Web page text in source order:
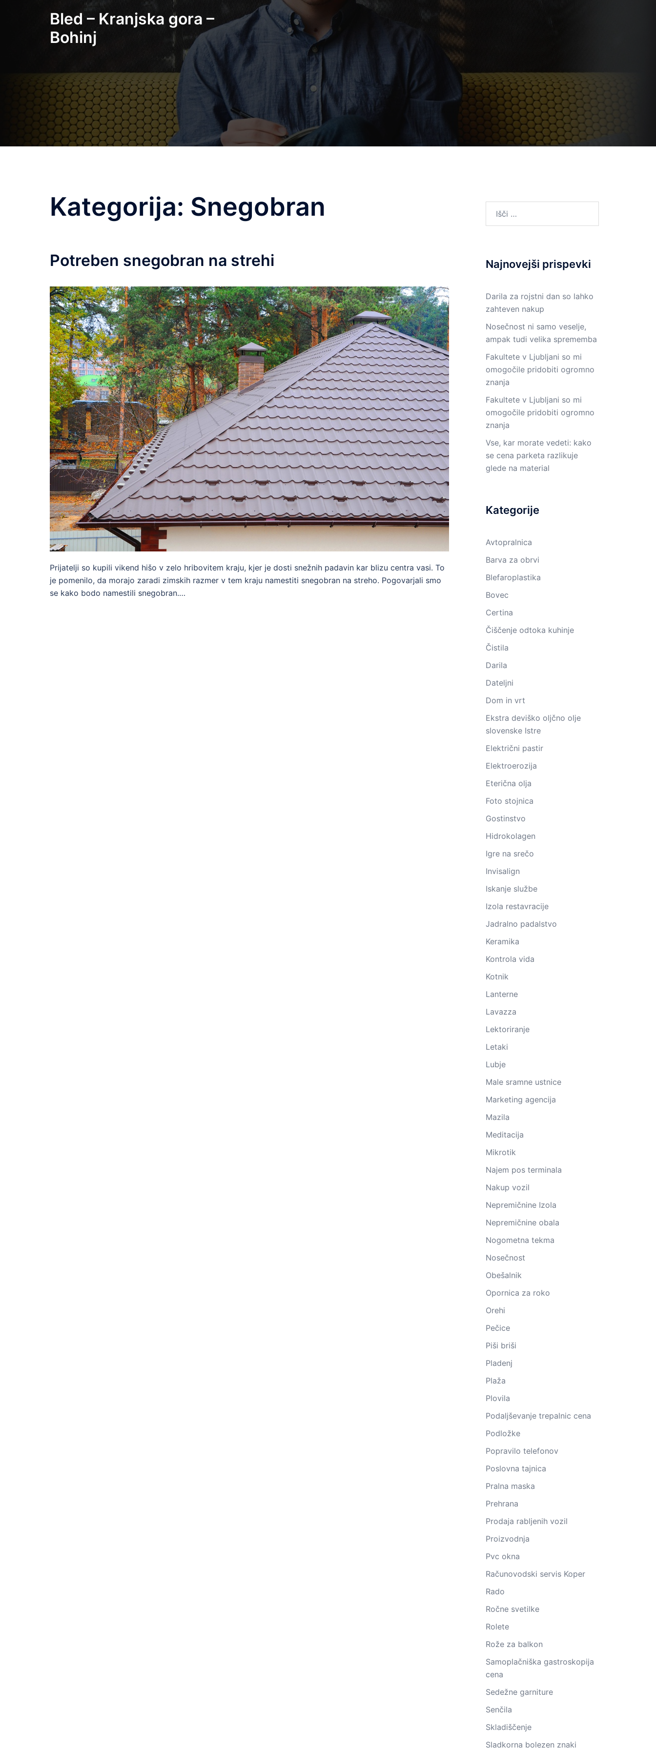
Bled – Kranjska gora –
Bohinj
Kategorija: Snegobran
Potreben snegobran na strehi
Prijatelji so kupili vikend hišo v zelo hribovitem kraju, kjer je dosti snežnih padavin kar blizu centra vasi. To
je pomenilo, da morajo zaradi zimskih razmer v tem kraju namestiti snegobran na streho. Pogovarjali smo
se kako bodo namestili snegobran.…
Najnovejši prispevki
Darila za rojstni dan so lahko
zahteven nakup
Nosečnost ni samo veselje,
ampak tudi velika sprememba
Fakultete v Ljubljani so mi
omogočile pridobiti ogromno
znanja
Fakultete v Ljubljani so mi
omogočile pridobiti ogromno
znanja
Vse, kar morate vedeti: kako
se cena parketa razlikuje
glede na material
Kategorije
Avtopralnica
Barva za obrvi
Blefaroplastika
Bovec
Certina
Čiščenje odtoka kuhinje
Čistila
Darila
Dateljni
Dom in vrt
Ekstra deviško oljčno olje
slovenske Istre
Električni pastir
Elektroerozija
Eterična olja
Foto stojnica
Gostinstvo
Hidrokolagen
Igre na srečo
Invisalign
Iskanje službe
Izola restavracije
Jadralno padalstvo
Keramika
Kontrola vida
Kotnik
Lanterne
Lavazza
Lektoriranje
Letaki
Lubje
Male sramne ustnice
Marketing agencija
Mazila
Meditacija
Mikrotik
Najem pos terminala
Nakup vozil
Nepremičnine Izola
Nepremičnine obala
Nogometna tekma
Nosečnost
Obešalnik
Opornica za roko
Orehi
Pečice
Piši briši
Pladenj
Plaža
Plovila
Podaljševanje trepalnic cena
Podložke
Popravilo telefonov
Poslovna tajnica
Pralna maska
Prehrana
Prodaja rabljenih vozil
Proizvodnja
Pvc okna
Računovodski servis Koper
Rado
Ročne svetilke
Rolete
Rože za balkon
Samoplačniška gastroskopija
cena
Sedežne garniture
Senčila
Skladiščenje
Sladkorna bolezen znaki